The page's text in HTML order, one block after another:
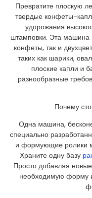
Превратите плоскую
твердые конфеты-
удорожания
штамповки. Эта машина
конфеты, так и
таких как шарики,
плоские капли и
разнообразные
Почему
Одна машина,
специально
и формующие ролики
Храните одну базу
Просто добавляя
необходимую форму